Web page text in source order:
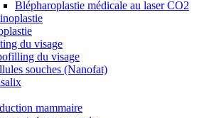
Blépharoplastie médicale au laser CO2
du visage
du visage
souches (Nanofat)
mammaire